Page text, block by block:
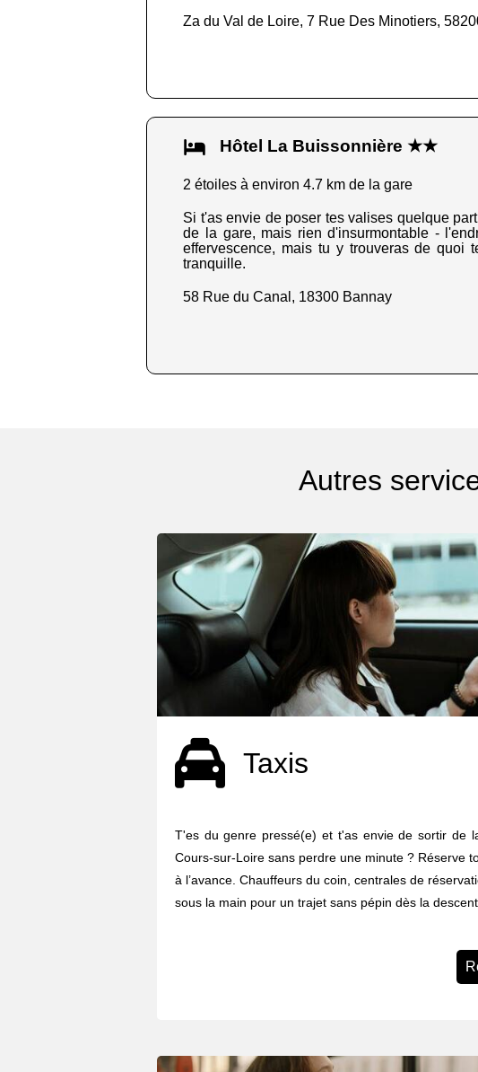
Za du Val de Loire, 7 Rue Des Minotiers,
Hôtel La Buissonnière ★★
2 étoiles à environ 4.7 km de la gare
Si t'as envie de poser tes valises quelque
de la gare, mais rien d'insurmontable -
effervescence, mais tu y trouveras de quoi
tranquille.
58 Rue du Canal, 18300 Bannay
Autres
Taxis
T'es du genre pressé(e) et t'as envie de sortir de
Cours-sur-Loire sans perdre une minute ? Réserve
à l’avance. Chauffeurs du coin, centrales de
sous la main pour un trajet sans pépin dès la